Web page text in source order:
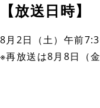
【放送日時】
8月2日（土）午前
※再放送は8月8日（